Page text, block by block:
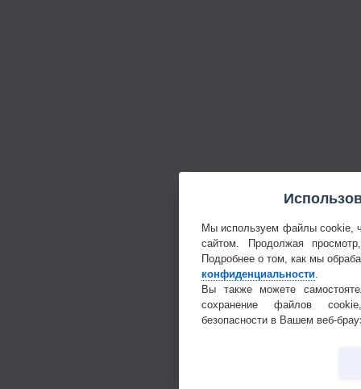
Мы используем файлы cookie,
сайтом. Продолжая
Подробнее о том, как мы
конфиденциальности
Вы также можете
сохранение файлов
безопасности в Вашем веб-